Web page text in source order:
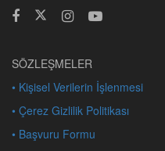
SÖZLEŞMELER
• Kişisel Verilerin İşlenmesi
• Çerez Gizlilik Politikası
• Başvuru Formu